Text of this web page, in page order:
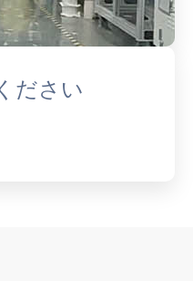
ださい